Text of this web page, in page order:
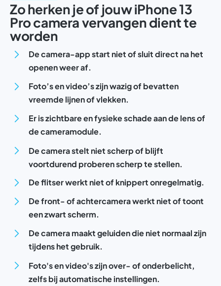
Zo herken je of jouw iPhone 13
Pro camera vervangen dient te
worden
De camera-app start niet of sluit direct na het
openen weer af.
Foto’s en video’s zijn wazig of bevatten
vreemde lijnen of vlekken.
Er is zichtbare en fysieke schade aan de lens of
de cameramodule.
De camera stelt niet scherp of blijft
voortdurend proberen scherp te stellen.
De flitser werkt niet of knippert onregelmatig.
De front- of achtercamera werkt niet of toont
een zwart scherm.
De camera maakt geluiden die niet normaal zijn
tijdens het gebruik.
Foto's en video's zijn over- of onderbelicht,
zelfs bij automatische instellingen.